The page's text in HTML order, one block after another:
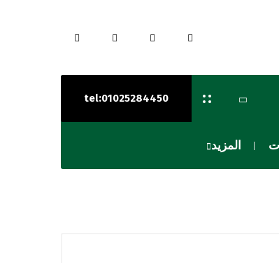
tel:01025284450
المزيد